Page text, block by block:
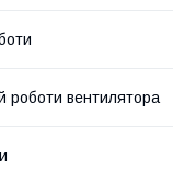
роботи вентилятора